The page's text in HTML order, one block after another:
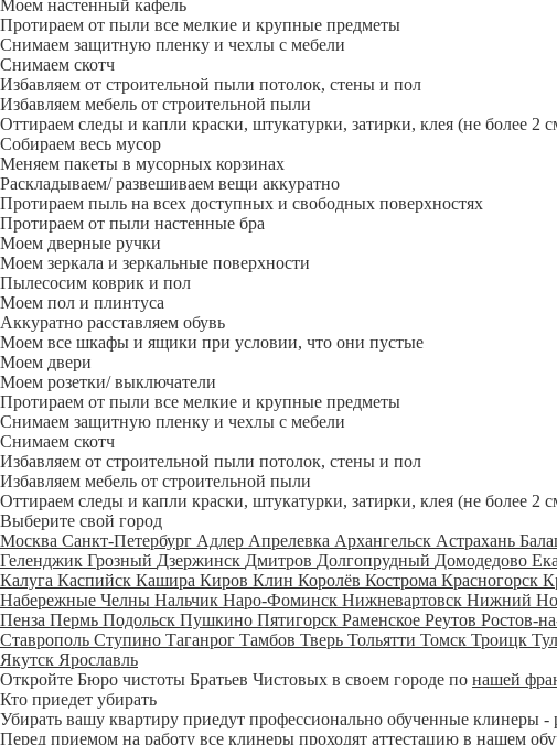
Моем настенный кафель
Протираем от пыли все мелкие и крупные предметы
Снимаем защитную пленку и чехлы с мебели
Снимаем скотч
Избавляем от строительной пыли потолок, стены и пол
Избавляем мебель от строительной пыли
Оттираем следы и капли краски, штукатурки, затирки, клея (не более 2
Собираем весь мусор
Меняем пакеты в мусорных корзинах
Раскладываем/ развешиваем вещи аккуратно
Протираем пыль на всех доступных и свободных поверхностях
Протираем от пыли настенные бра
Моем дверные ручки
Моем зеркала и зеркальные поверхности
Пылесосим коврик и пол
Моем пол и плинтуса
Аккуратно расставляем обувь
Моем все шкафы и ящики при условии, что они пустые
Моем двери
Моем розетки/ выключатели
Протираем от пыли все мелкие и крупные предметы
Снимаем защитную пленку и чехлы с мебели
Снимаем скотч
Избавляем от строительной пыли потолок, стены и пол
Избавляем мебель от строительной пыли
Оттираем следы и капли краски, штукатурки, затирки, клея (не более 2
Выберите свой город
Москва Санкт-Петербург Адлер Апрелевка Архангельск Астрахань
Геленджик Грозный Дзержинск Дмитров Долгопрудный Домодедово
Калуга Каспийск Кашира Киров Клин Королёв Кострома Красногорск
Набережные Челны Нальчик Наро-Фоминск Нижневартовск Нижний
Пенза Пермь Подольск Пушкино Пятигорск Раменское Реутов Ростов-
Ставрополь Ступино Таганрог Тамбов Тверь Тольятти Томск Троицк
Якутск Ярославль
Откройте Бюро чистоты Братьев Чистовых в своем городе по нашей
Кто приедет убирать
Убирать вашу квартиру приедут профессионально обученные клинеры -
Перед приемом на работу все клинеры проходят аттестацию в нашем